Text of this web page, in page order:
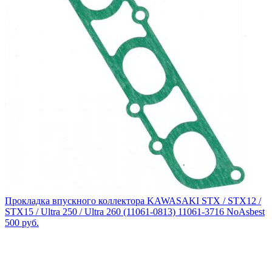
Прокладка впускного коллектора KAWASAKI STX / STX12 /
STX15 / Ultra 250 / Ultra 260 (11061-0813) 11061-3716 NoAsbest
500 руб.